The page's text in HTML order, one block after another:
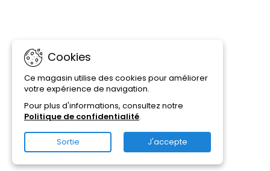
Cookies
Ce magasin utilise des cookies pour améliorer
votre expérience de navigation.
Pour plus d'informations, consultez notre
Politique de confidentialité.
Sortie J'accepte